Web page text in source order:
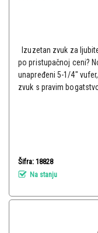
Izuzetan zvuk za
po pristupačnoj ceni?
unapređeni 5-1/4"
zvuk s pravim
Šifra: 18828
Na stanju